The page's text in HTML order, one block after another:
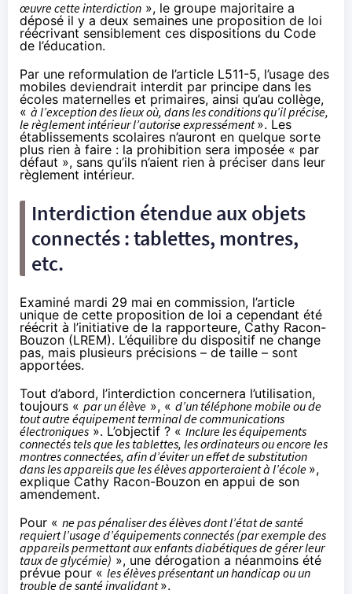
œuvre cette interdiction », le groupe majoritaire a
déposé il y a deux semaines une proposition de loi
réécrivant sensiblement ces dispositions du Code
de l’éducation.
Par une reformulation de l’article L511-5, l’usage des
mobiles deviendrait interdit par principe dans les
écoles maternelles et primaires, ainsi qu’au collège,
« à l’exception des lieux où, dans les conditions qu’il précise,
le règlement intérieur l’autorise expressément». Les
établissements scolaires n’auront en quelque sorte
plus rien à faire : la prohibition sera imposée « par
défaut », sans qu’ils n’aient rien à préciser dans leur
règlement intérieur.
Interdiction étendue aux objets
connectés: tablettes, montres,
etc.
Examiné mardi 29 mai en commission, l’article
unique de cette proposition de loi a cependant été
réécrit à l’initiative de la rapporteure, Cathy Racon-
Bouzon (LREM). L’équilibre du dispositif ne change
pas, mais plusieurs précisions – de taille – sont
apportées.
Tout d’abord, l’interdiction concernera l’utilisation,
toujours « par un élève », « d’un téléphone mobile ou de
tout autre équipement terminal de communications
électroniques ». L’objectif ? « Inclure les équipements
connectés tels que les tablettes, les ordinateurs ou encore les
montres connectées, afin d’éviter un effet de substitution
dans les appareils que les élèves apporteraient à l’école »,
explique Cathy Racon-Bouzon en appui de son
amendement.
Pour « ne pas pénaliser des élèves dont l’état de santé
requiert l’usage d’équipements connectés (par exemple des
appareils permettant aux enfants diabétiques de gérer leur
taux de glycémie) », une dérogation a néanmoins été
prévue pour « les élèves présentant un handicap ou un
trouble de santé invalidant».